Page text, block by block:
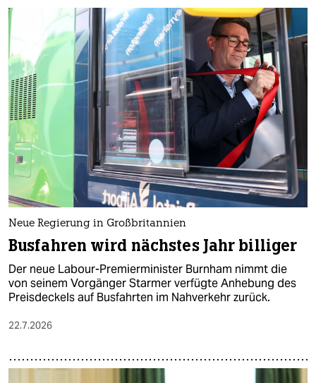
Neue Regierung in Großbritannien
Busfahren wird nächstes Jahr billiger
Der neue Labour-Premierminister Burnham nimmt die
von seinem Vorgänger Starmer verfügte Anhebung des
Preisdeckels auf Busfahrten im Nahverkehr zurück.
22.7.2026